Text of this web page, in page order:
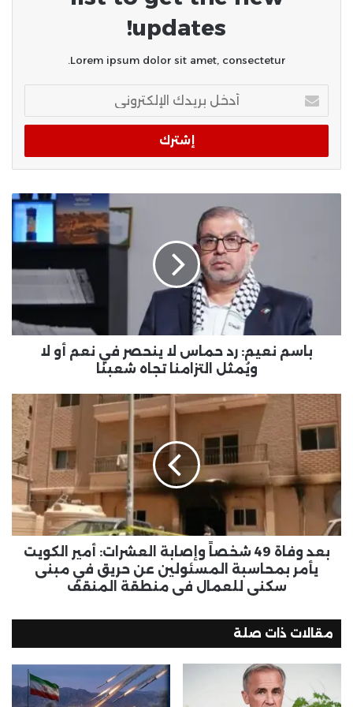
updates!
Lorem ipsum dolor sit amet, consectetur.
بريدك
الإلكتروني
باسم نعيم: رد حماس لا ينحصر في نعم أو لا
ويُمثل التزامنا تجاه شعبنا
بعد وفاة 49 شخصاً وإصابة العشرات: أمير الكويت
يأمر بمحاسبة المسئولين عن حريق في مبنى
سكني للعمال في منطقة المنقف
مقالات ذات صلة